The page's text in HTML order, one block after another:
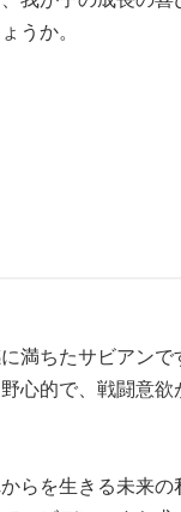
うか。
満ちたサビアン
心的で、戦闘意
らを生きる未来